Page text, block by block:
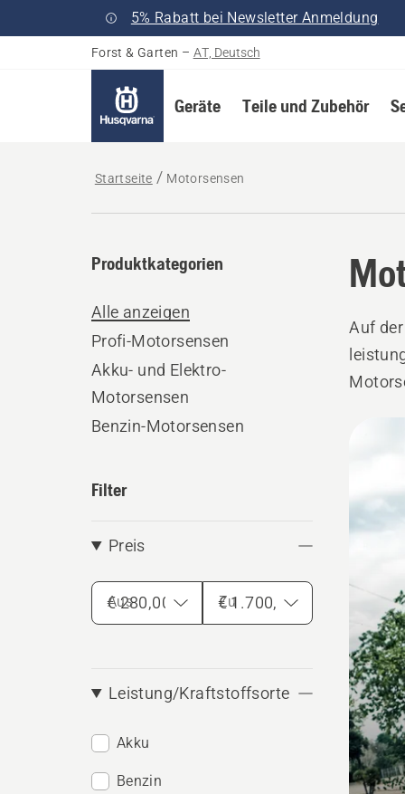
5% Rabatt bei Newsletter Anmeldung
Forst & Garten – AT, Deutsch
Geräte Teile und Zubehör
Startseite Motorsensen
Produktkategorien
Alle anzeigen
Profi-Motorsensen
Akku- und Elektro-
Motorsensen
Benzin-Motorsensen
Filter
Preis
Aus Zu
Leistung/Kraftstoffsorte
Akku
Benzin
Auf